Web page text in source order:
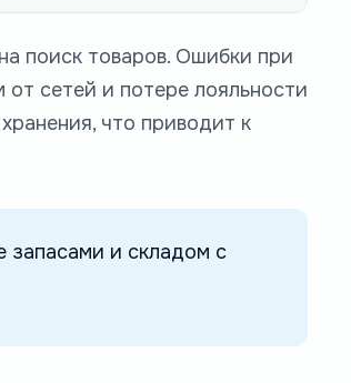
поиск товаров. Ошибки при
сетей и потере лояльности
что приводит к
запасами и складом с